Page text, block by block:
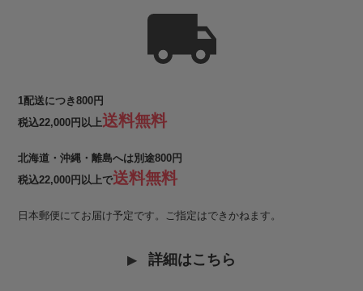
1配送につき800円
税込22,000円以上送料無料
北海道・沖縄・離島へは別途800円
税込22,000円以上で送料無料
日本郵便にてお届け予定です。ご指定はできかねます。
詳細はこちら